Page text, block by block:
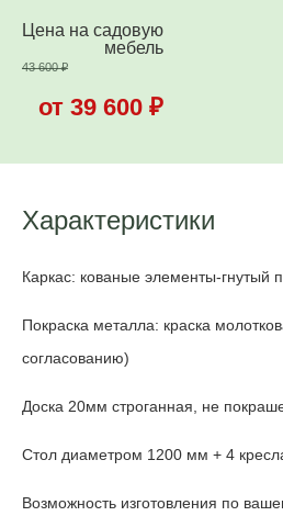
Цена на садовую
мебель
43 600₽
от 39 600 ₽
Характеристики
Каркас: кованые элементы-гнутый
Покраска металла: краска
согласованию)
Доска 20мм строганная, не
Стол диаметром 1200 мм + 4
Возможность изготовления по